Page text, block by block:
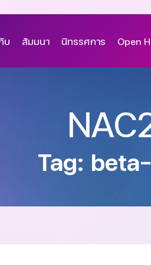
บ สัมมนา นิทรรศการ Open
Tag: